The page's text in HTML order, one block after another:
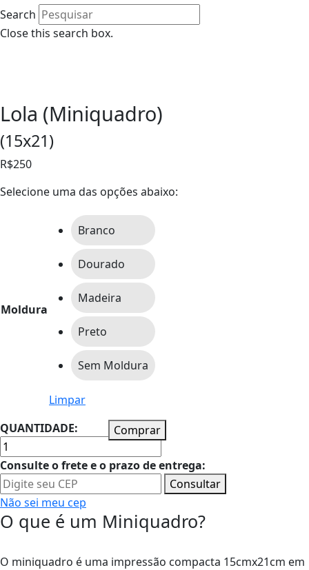
Search
Close this search box.
Lola (Miniquadro)
(15x21)
R$250
Selecione uma das opções abaixo:
Moldura
Branco
Dourado
Madeira
Preto
Sem Moldura
Limpar
QUANTIDADE:
Comprar
Consulte o frete e o prazo de entrega:
Consultar
Não sei meu cep
O que é um Miniquadro?
O miniquadro é uma impressão compacta 15cmx21cm em